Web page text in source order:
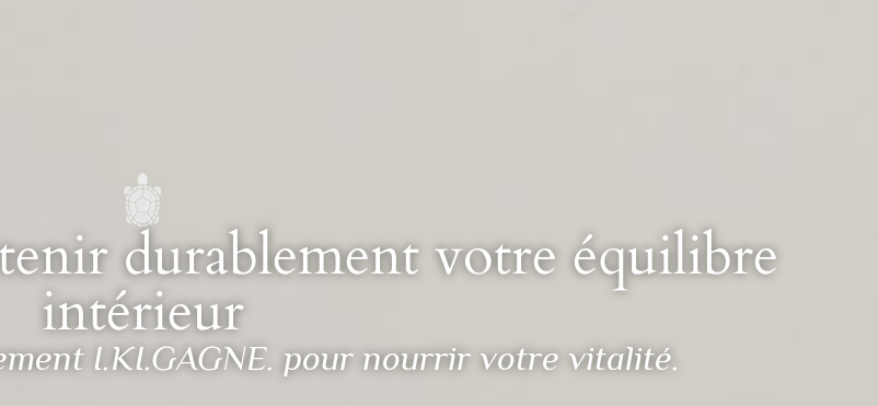
durablement votre équilibre
intérieur
I.KI.GAGNE. pour nourrir votre vitalité.